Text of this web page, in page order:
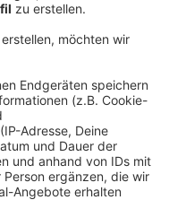
Rechts"und die
Kampagne
vor, sie sei die Oma
auf dem
hinterlässt.
Menschen über
Partei